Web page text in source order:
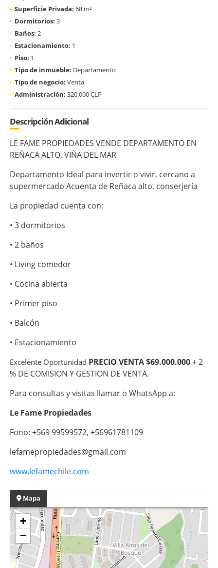
Superficie Privada: 68 m²
Dormitorios: 3
Baños: 2
Estacionamiento: 1
Piso: 1
Tipo de inmueble: Departamento
Tipo de negocio: Venta
Administración: $20.000 CLP
Descripción Adicional
LE FAME PROPIEDADES VENDE DEPARTAMENTO EN
REÑACA ALTO, VIÑA DEL MAR
Departamento Ideal para invertir o vivir, cercano a
supermercado Acuenta de Reñaca alto, conserjería
La propiedad cuenta con:
• 3 dormitorios
• 2 baños
• Living comedor
• Cocina abierta
• Primer piso
• Balcón
• Estacionamiento
Excelente Oportunidad PRECIO VENTA $69.000.000+ 2
% DE COMISION Y GESTION DE VENTA.
Para consultas y visitas llamar o WhatsApp a:
Le Fame Propiedades
Fono: +569 99599572, +56961781109
lefamepropiedades@gmail.com
www.lefamechile.com
Mapa
+
−